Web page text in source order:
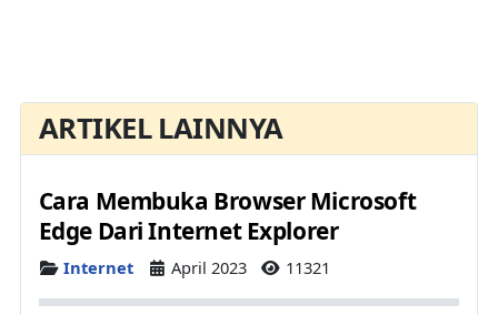
ARTIKEL LAINNYA
Cara Membuka Browser Microsoft
Edge Dari Internet Explorer
Details
Internet April 2023 11321